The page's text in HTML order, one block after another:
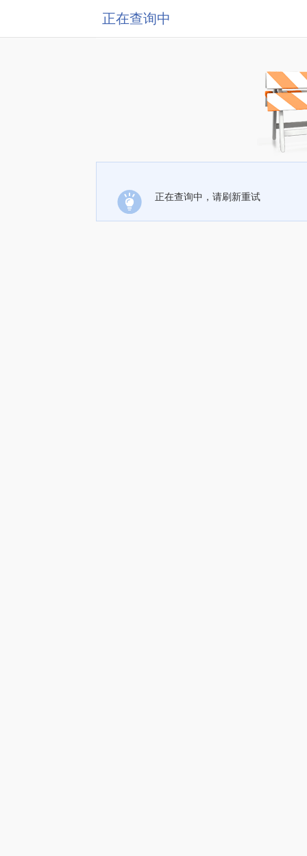
正在查询中
正在查询中，请刷新重试